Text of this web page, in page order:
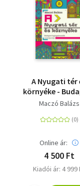
A Nyugati tér
környéke -
Maczó Balázs
Online ár:
4 500 Ft
Kiadói ár: 4 999